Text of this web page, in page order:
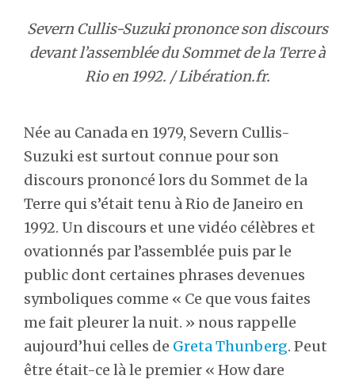
Severn Cullis-Suzuki prononce son discours
devant l’assemblée du Sommet de la Terre à
Rio en 1992. / Libération.fr.
Née au Canada en 1979, Severn Cullis-
Suzuki est surtout connue pour son
discours prononcé lors du Sommet de la
Terre qui s’était tenu à Rio de Janeiro en
1992. Un discours et une vidéo célèbres et
ovationnés par l’assemblée puis par le
public dont certaines phrases devenues
symboliques comme « Ce que vous faites
me fait pleurer la nuit. » nous rappelle
aujourd’hui celles de Greta Thunberg. Peut
être était-ce là le premier « How dare